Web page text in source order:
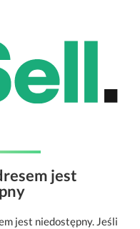
jest
jest niedostępny. Jeśli